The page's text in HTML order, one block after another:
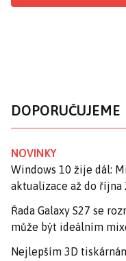
DOPORUČUJEME
NOVINKY
Windows 10 žije dál:
aktualizace až do října
Řada Galaxy S27 se
může být ideálním
Nejlepším 3D